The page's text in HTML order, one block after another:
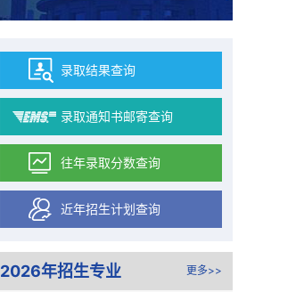
录取结果查询
录取通知书邮寄查询
往年录取分数查询
近年招生计划查询
2026年招生专业 更多>>